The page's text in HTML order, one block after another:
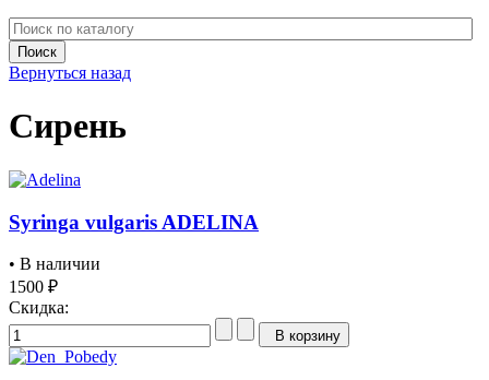
Вернуться назад
Сирень
Syringa vulgaris ADELINA
• В наличии
1500 ₽
Скидка:
В корзину